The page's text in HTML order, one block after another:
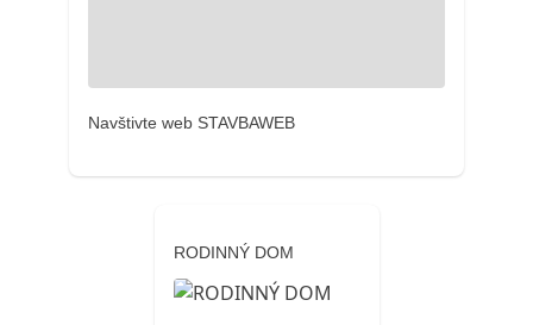
Navštivte web STAVBAWEB
RODINNÝ DOM